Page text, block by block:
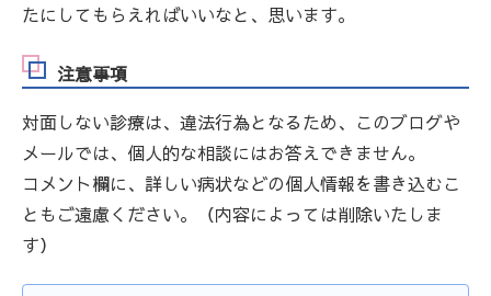
たにしてもらえればいいなと、思います。
注意事項
対面しない診療は、違法行為となるため、このブログや
メールでは、個人的な相談にはお答えできません。
コメント欄に、詳しい病状などの個人情報を書き込むこ
ともご遠慮ください。（内容によっては削除いたしま
す）